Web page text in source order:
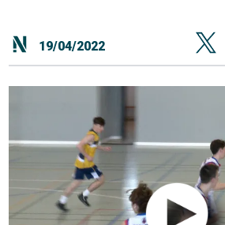
19/04/2022